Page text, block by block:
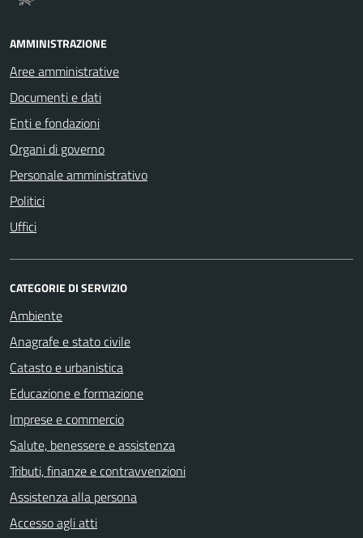
AMMINISTRAZIONE
Aree amministrative
Documenti e dati
Enti e fondazioni
Organi di governo
Personale amministrativo
Politici
Uffici
CATEGORIE DI SERVIZIO
Ambiente
Anagrafe e stato civile
Catasto e urbanistica
Educazione e formazione
Imprese e commercio
Salute, benessere e assistenza
Tributi, finanze e contravvenzioni
Assistenza alla persona
Accesso agli atti